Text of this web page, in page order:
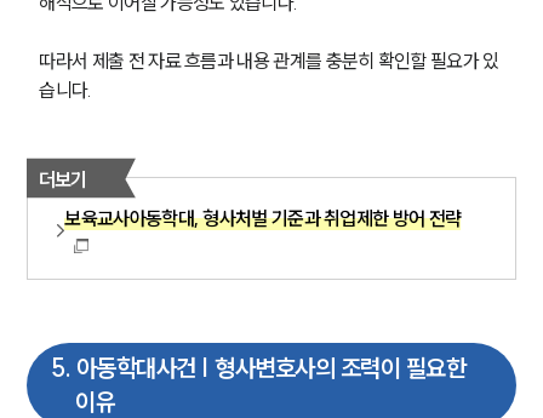
업무분야
구성원 소개
형사전문변호사
소식/자료
따라서 제출 전 자료 흐름과 내용 관계를 충분히 확인할 필요가 있
습니다.
더보기
보육교사아동학대, 형사처벌 기준과 취업제한 방어 전략
5. 아동학대사건 | 형사변호사의 조력이 필요한
이유